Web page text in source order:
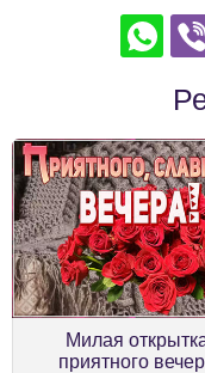
Милая
приятного